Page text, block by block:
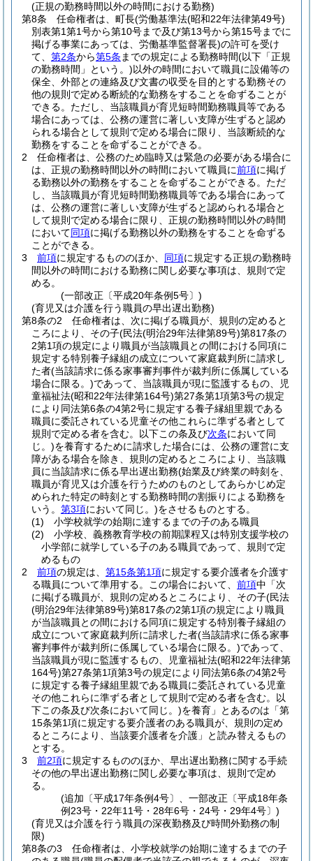
(正規の勤務時間以外の時間における勤務)
第8条
任命権者は、町長(労働基準法(昭和22年法律第49号)
別表第1第1号から第10号まで及び第13号から第15号までに
掲げる事業にあっては、労働基準監督署長)の許可を受け
て、 第2条から第5条 までの規定による勤務時間(以下「正規
の勤務時間」という。)以外の時間において職員に設備等の
保全、外部との連絡及び文書の収受を目的とする勤務その
他の規則で定める断続的な勤務をすることを命ずることが
できる。 ただし、当該職員が育児短時間勤務職員等である
場合にあっては、公務の運営に著しい支障が生ずると認め
られる場合として規則で定める場合に限り、当該断続的な
勤務をすることを命ずることができる。
2
任命権者は、公務のため臨時又は緊急の必要がある場合に
は、正規の勤務時間以外の時間において職員に前項に掲げ
る勤務以外の勤務をすることを命ずることができる。 ただ
し、当該職員が育児短時間勤務職員等である場合にあって
は、公務の運営に著しい支障が生ずると認められる場合と
して規則で定める場合に限り、正規の勤務時間以外の時間
において同項に掲げる勤務以外の勤務をすることを命ずる
ことができる。
3
前項に規定するもののほか、 同項に規定する正規の勤務時
間以外の時間における勤務に関し必要な事項は、規則で定
める。
(一部改正〔平成20年条例5号〕)
(育児又は介護を行う職員の早出遅出勤務)
第8条の2
任命権者は、次に掲げる職員が、規則の定めると
ころにより、その子(民法(明治29年法律第89号)第817条の
2第1項の規定により職員が当該職員との間における同項に
規定する特別養子縁組の成立について家庭裁判所に請求し
た者(当該請求に係る家事審判事件が裁判所に係属している
場合に限る。)であって、当該職員が現に監護するもの、児
童福祉法(昭和22年法律第164号)第27条第1項第3号の規定
により同法第6条の4第2号に規定する養子縁組里親である
職員に委託されている児童その他これらに準ずる者として
規則で定める者を含む。以下この条及び次条において同
じ。)を養育するために請求した場合には、公務の運営に支
障がある場合を除き、規則の定めるところにより、当該職
員に当該請求に係る早出遅出勤務(始業及び終業の時刻を、
職員が育児又は介護を行うためのものとしてあらかじめ定
められた特定の時刻とする勤務時間の割振りによる勤務を
いう。 第3項において同じ。)をさせるものとする。
(1)
小学校就学の始期に達するまでの子のある職員
(2)
小学校、義務教育学校の前期課程又は特別支援学校の
小学部に就学している子のある職員であって、規則で定
めるもの
2
前項の規定は、 第15条第1項に規定する要介護者を介護す
る職員について準用する。
この場合において、 前項中「次
に掲げる職員が、規則の定めるところにより、その子(民法
(明治29年法律第89号)第817条の2第1項の規定により職員
が当該職員との間における同項に規定する特別養子縁組の
成立について家庭裁判所に請求した者(当該請求に係る家事
審判事件が裁判所に係属している場合に限る。)であって、
当該職員が現に監護するもの、児童福祉法(昭和22年法律第
164号)第27条第1項第3号の規定により同法第6条の4第2号
に規定する養子縁組里親である職員に委託されている児童
その他これらに準ずる者として規則で定める者を含む。以
下この条及び次条において同じ。)を養育」とあるのは「第
15条第1項に規定する要介護者のある職員が、規則の定め
るところにより、当該要介護者を介護」と読み替えるもの
とする。
3
前2項に規定するもののほか、早出遅出勤務に関する手続
その他の早出遅出勤務に関し必要な事項は、規則で定め
る。
(追加〔平成17年条例4号〕、一部改正〔平成18年条
例23号・22年11号・28年6号・24号・29年4号〕)
(育児又は介護を行う職員の深夜勤務及び時間外勤務の制
限)
第8条の3
任命権者は、小学校就学の始期に達するまでの子